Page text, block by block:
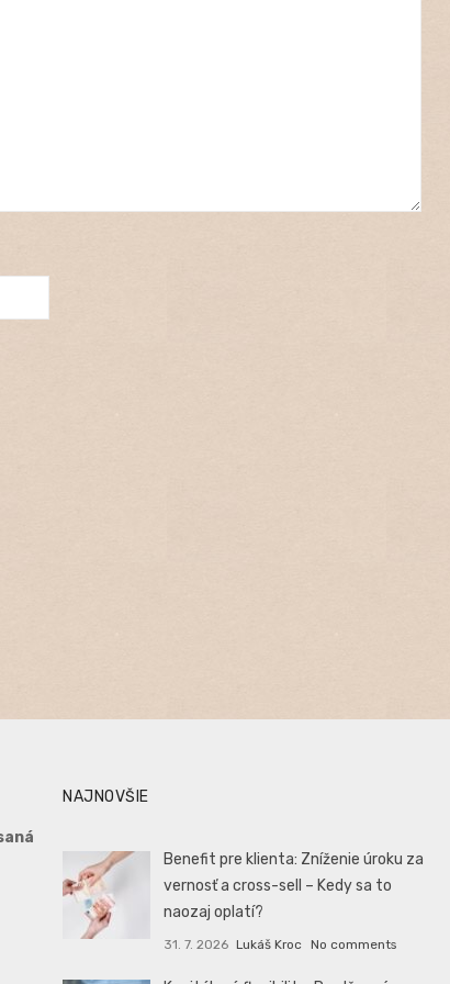
NAJNOVŠIE
Benefit pre klienta: Zníženie úroku za
vernosť a cross-sell – Kedy sa to
naozaj oplatí?
31. 7. 2026 Lukáš Kroc No comments